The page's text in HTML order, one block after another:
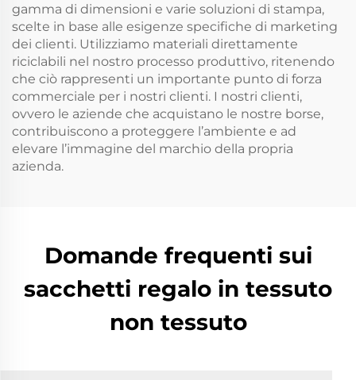
gamma di dimensioni e varie soluzioni di stampa,
scelte in base alle esigenze specifiche di marketing
dei clienti. Utilizziamo materiali direttamente
riciclabili nel nostro processo produttivo, ritenendo
che ciò rappresenti un importante punto di forza
commerciale per i nostri clienti. I nostri clienti,
ovvero le aziende che acquistano le nostre borse,
contribuiscono a proteggere l’ambiente e ad
elevare l’immagine del marchio della propria
azienda.
Domande frequenti sui
sacchetti regalo in tessuto
non tessuto